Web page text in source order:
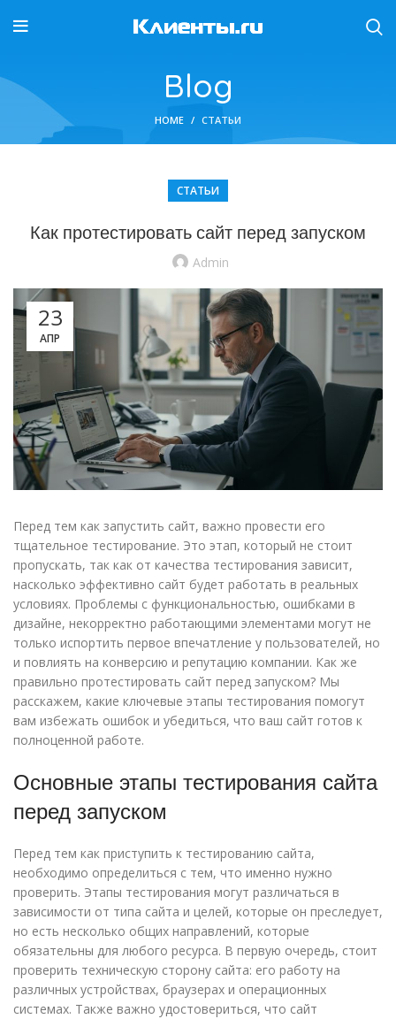
Blog
HOME СТАТЬИ
СТАТЬИ
Как протестировать сайт перед запуском
Admin
23
АПР
Перед тем как запустить сайт, важно провести его
тщательное тестирование. Это этап, который не стоит
пропускать, так как от качества тестирования зависит,
насколько эффективно сайт будет работать в реальных
условиях. Проблемы с функциональностью, ошибками в
дизайне, некорректно работающими элементами могут не
только испортить первое впечатление у пользователей, но
и повлиять на конверсию и репутацию компании. Как же
правильно протестировать сайт перед запуском? Мы
расскажем, какие ключевые этапы тестирования помогут
вам избежать ошибок и убедиться, что ваш сайт готов к
полноценной работе.
Основные этапы тестирования сайта
перед запуском
Перед тем как приступить к тестированию сайта,
необходимо определиться с тем, что именно нужно
проверить. Этапы тестирования могут различаться в
зависимости от типа сайта и целей, которые он преследует,
но есть несколько общих направлений, которые
обязательны для любого ресурса. В первую очередь, стоит
проверить техническую сторону сайта: его работу на
различных устройствах, браузерах и операционных
системах. Также важно удостовериться, что сайт